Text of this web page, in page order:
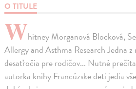
O TITULE
Whitney Morganová Blocková,
Allergy and Asthma Research Jedna
desaťročia pre rodičov... Nutné
autorka knihy Francúzske deti jedia